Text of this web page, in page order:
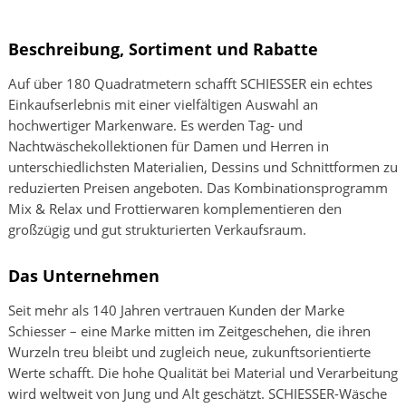
Beschreibung, Sortiment und Rabatte
Auf über 180 Quadratmetern schafft SCHIESSER ein echtes
Einkaufserlebnis mit einer vielfältigen Auswahl an
hochwertiger Markenware. Es werden Tag- und
Nachtwäschekollektionen für Damen und Herren in
unterschiedlichsten Materialien, Dessins und Schnittformen zu
reduzierten Preisen angeboten. Das Kombinationsprogramm
Mix & Relax und Frottierwaren komplementieren den
großzügig und gut strukturierten Verkaufsraum.
Das Unternehmen
Seit mehr als 140 Jahren vertrauen Kunden der Marke
Schiesser – eine Marke mitten im Zeitgeschehen, die ihren
Wurzeln treu bleibt und zugleich neue, zukunftsorientierte
Werte schafft. Die hohe Qualität bei Material und Verarbeitung
wird weltweit von Jung und Alt geschätzt. SCHIESSER-Wäsche